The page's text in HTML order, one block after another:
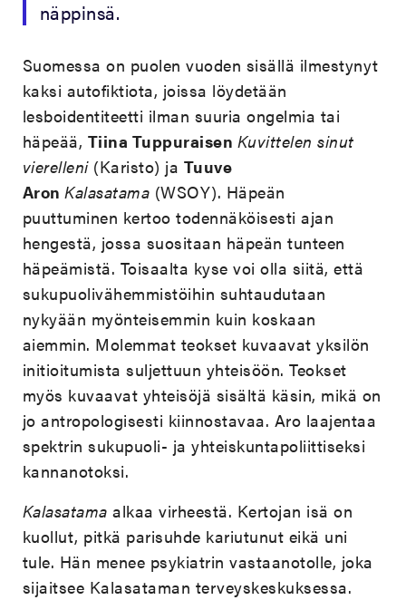
näppinsä.
Suomessa on puolen vuoden sisällä ilmestynyt
kaksi autofiktiota, joissa löydetään
lesboidentiteetti ilman suuria ongelmia tai
häpeää, Tiina Tuppuraisen Kuvittelen sinut
vierelleni (Karisto) ja Tuuve
AronKalasatama (WSOY). Häpeän
puuttuminen kertoo todennäköisesti ajan
hengestä, jossa suositaan häpeän tunteen
häpeämistä. Toisaalta kyse voi olla siitä, että
sukupuolivähemmistöihin suhtaudutaan
nykyään myönteisemmin kuin koskaan
aiemmin. Molemmat teokset kuvaavat yksilön
initioitumista suljettuun yhteisöön. Teokset
myös kuvaavat yhteisöjä sisältä käsin, mikä on
jo antropologisesti kiinnostavaa. Aro laajentaa
spektrin sukupuoli- ja yhteiskuntapoliittiseksi
kannanotoksi.
Kalasatamaalkaa virheestä. Kertojan isä on
kuollut, pitkä parisuhde kariutunut eikä uni
tule. Hän menee psykiatrin vastaanotolle, joka
sijaitsee Kalasataman terveyskeskuksessa.